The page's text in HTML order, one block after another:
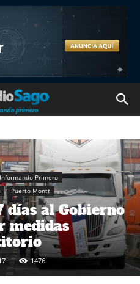
Informando Primero
Puerto Montt
días al Gobierno
medidas
1476